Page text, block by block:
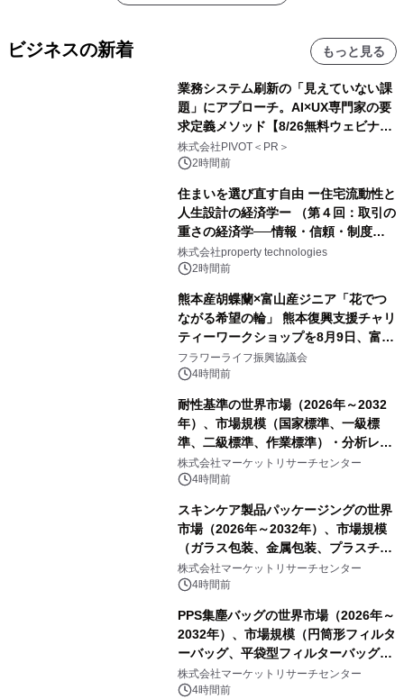
ビジネスの新着 もっと見る
業務システム刷新の「見えていない課
題」にアプローチ。AI×UX専門家の要
求定義メソッド【8/26無料ウェビナ
ー】株式会社PIVOT
株式会社PIVOT＜PR＞
2時間前
住まいを選び直す自由 ー住宅流動性と
人生設計の経済学ー （第４回：取引の
重さの経済学──情報・信頼・制度を
PropTechはどう組み替えるか）｜
PropTech-Lab
株式会社property technologies
2時間前
熊本産胡蝶蘭×富山産ジニア「花でつ
ながる希望の輪」 熊本復興支援チャリ
ティーワークショップを8月9日、富
山・射水で開催
フラワーライフ振興協議会
4時間前
耐性基準の世界市場（2026年～2032
年）、市場規模（国家標準、一級標
準、二級標準、作業標準）・分析レポ
ートを発表
株式会社マーケットリサーチセンター
4時間前
スキンケア製品パッケージングの世界
市場（2026年～2032年）、市場規模
（ガラス包装、金属包装、プラスチッ
ク包装、その他）・分析レポートを発
表
株式会社マーケットリサーチセンター
4時間前
PPS集塵バッグの世界市場（2026年～
2032年）、市場規模（円筒形フィルタ
ーバッグ、平袋型フィルターバッグ、
プリーツフィルターバッグ、その
他）・分析レポートを発表
株式会社マーケットリサーチセンター
4時間前